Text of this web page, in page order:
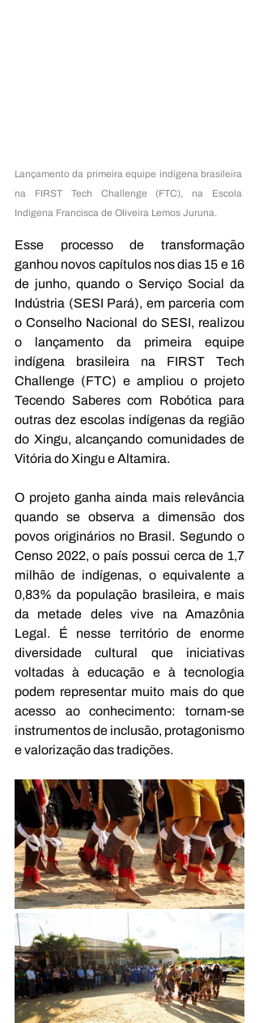
Lançamento da primeira equipe indígena brasileira
na FIRST Tech Challenge (FTC), na Escola
Indígena Francisca de Oliveira Lemos Juruna.
Esse processo de transformação
ganhou novos capítulos nos dias 15 e 16
de junho, quando o Serviço Social da
Indústria (SESI Pará), em parceria com
o Conselho Nacional do SESI, realizou
o lançamento da primeira equipe
indígena brasileira na FIRST Tech
Challenge (FTC) e ampliou o projeto
Tecendo Saberes com Robótica para
outras dez escolas indígenas da região
do Xingu, alcançando comunidades de
Vitória do Xingu e Altamira.
O projeto ganha ainda mais relevância
quando se observa a dimensão dos
povos originários no Brasil. Segundo o
Censo 2022, o país possui cerca de 1,7
milhão de indígenas, o equivalente a
0,83% da população brasileira, e mais
da metade deles vive na Amazônia
Legal. É nesse território de enorme
diversidade cultural que iniciativas
voltadas à educação e à tecnologia
podem representar muito mais do que
acesso ao conhecimento: tornam-se
instrumentos de inclusão, protagonismo
e valorização das tradições.